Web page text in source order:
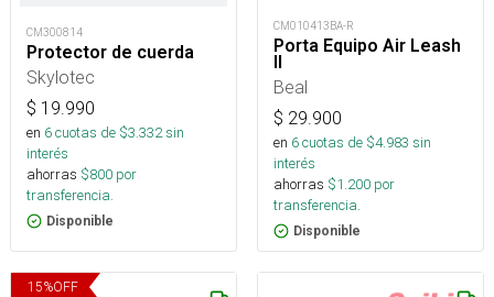
CM300814
Protector de cuerda
Skylotec
$ 19.990
en 6cuotas de $3.332sin
interés
ahorras $800 por
transferencia.
Disponible
CM010413BA-R
Porta Equipo Air Leash
II
Beal
$ 29.900
en 6cuotas de $4.983 sin
interés
ahorras $1.200 por
transferencia.
Disponible
15%OFF